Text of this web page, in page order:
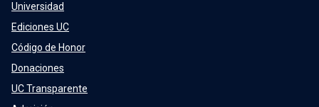
Universidad
Ediciones UC
Código de Honor
Donaciones
UC Transparente